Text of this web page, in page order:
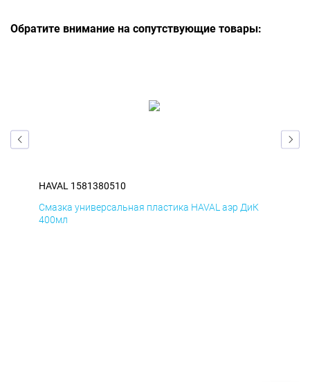
Обратите внимание на сопутствующие товары:
HAVAL 1581380510
Смазка универсальная пластика HAVAL аэр ДиК
400мл